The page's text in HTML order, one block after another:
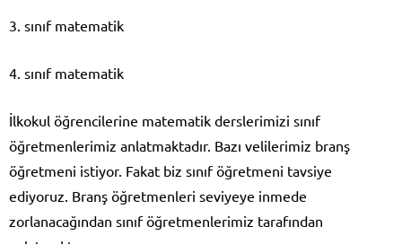
3. sınıf matematik
4. sınıf matematik
İlkokul öğrencilerine matematik derslerimizi sınıf
öğretmenlerimiz anlatmaktadır. Bazı velilerimiz branş
öğretmeni istiyor. Fakat biz sınıf öğretmeni tavsiye
ediyoruz. Branş öğretmenleri seviyeye inmede
zorlanacağından sınıf öğretmenlerimiz tarafından